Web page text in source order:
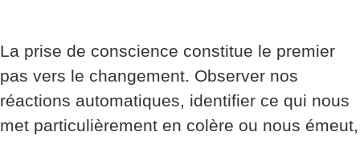
La prise de conscience constitue le premier
pas vers le changement. Observer nos
réactions automatiques, identifier ce qui nous
met particulièrement en colère ou nous émeut,